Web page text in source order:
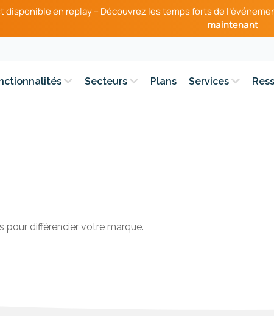
disponible en replay – Découvrez les temps forts de
maintenant
Secteurs Plans Services
pour différencier votre marque.